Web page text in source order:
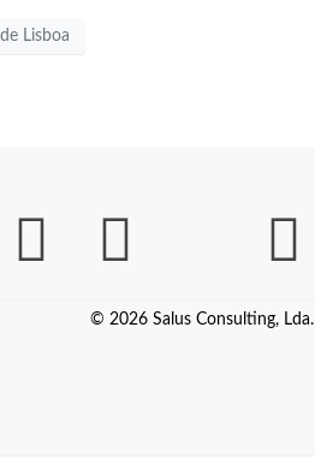
Lisboa
© 2026 Salus Consulting, Lda.